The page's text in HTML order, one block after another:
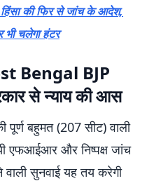
हिंसा की फिर से जांच के आदेश,
चलेगा हंटर
Bengal BJP
से न्याय की आस
पूर्ण बहुमत (207 सीट) वाली
एफआईआर और निष्पक्ष जांच
वाली सुनवाई यह तय करेगी